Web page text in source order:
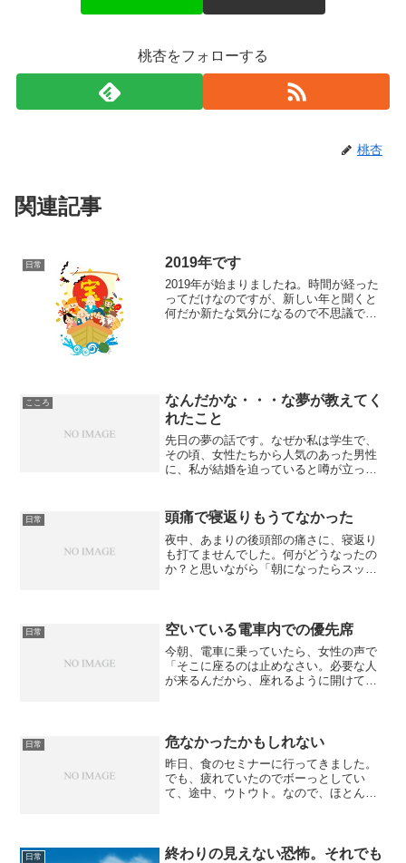
桃杏をフォローする
桃杏
関連記事
日常 2019年です
2019年が始まりましたね。時間が経った
ってだけなのですが、新しい年と聞くと
何だか新たな気分になるので不思議で
こころ
なんだかな・・・な夢が教えてく
れたこと
先日の夢の話です。なぜか私は学生で、
その頃、女性たちから人気のあった男性
に、私が結婚を迫っていると噂が立って
と迫っているらしい。誰の子か分からな
いのに○○君は可哀そうに...
日常 頭痛で寝返りもうてなかった
夜中、あまりの後頭部の痛さに、寝返り
も打てませんでした。何がどうなったの
か？と思いながら「朝になったらスッキ
ことができました。どこか...
日常 空いている電車内での優先席
今朝、電車に乗っていたら、女性の声で
「そこに座るのは止めなさい。必要な人
が来るんだから、座れるように開けてお
の向かい側に座っていた女...
日常 危なかったかもしれない
昨日、食のセミナーに行ってきました。
でも、疲れていたのでボーっとしてい
て、途中、ウトウト。なので、ほとんど
痛かと思っていたら、目がぼ...
日常
終わりの見えない恐怖。それでも